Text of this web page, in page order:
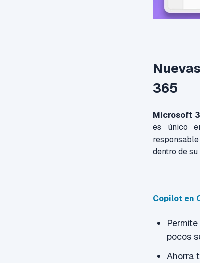
365
Microsoft
es único
dentro de
Copilot en
pocos
Ahorra